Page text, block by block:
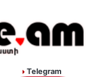
Telegram